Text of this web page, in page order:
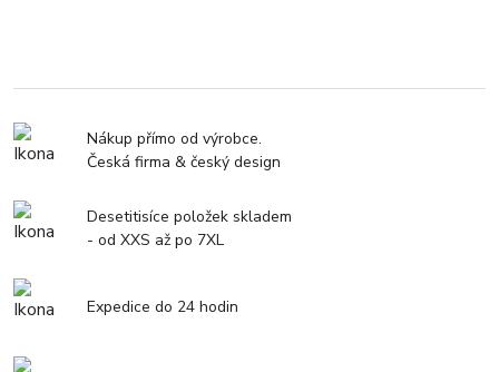
Nákup přímo od výrobce.
Česká firma & český design
Desetitisíce položek skladem
- od XXS až po 7XL
Expedice do 24 hodin